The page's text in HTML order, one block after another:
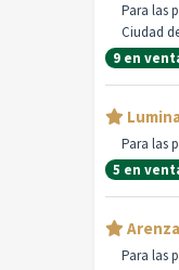
Para las
Ciudad
9 en
Para las
5 en
Para las